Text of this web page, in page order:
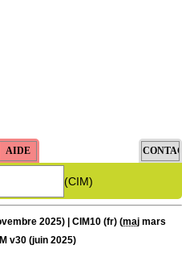
(CIM)
2025) | CIM10 (fr) (maj mars
v30 (juin 2025)